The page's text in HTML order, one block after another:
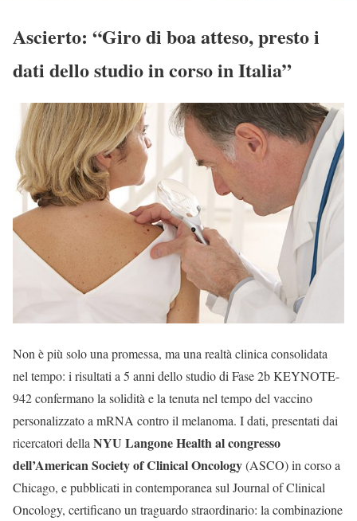
Ascierto: “Giro di boa atteso, presto i
dati dello studio in corso in Italia”
Non è più solo una promessa, ma una realtà clinica consolidata
nel tempo: i risultati a 5 anni dello studio di Fase 2b KEYNOTE-
942 confermano la solidità e la tenuta nel tempo del vaccino
personalizzato a mRNA contro il melanoma. I dati, presentati dai
ricercatori della NYU Langone Health al congresso
dell’American Society of Clinical Oncology(ASCO) in corso a
Chicago, e pubblicati in contemporanea sul Journal of Clinical
Oncology, certificano un traguardo straordinario: la combinazione